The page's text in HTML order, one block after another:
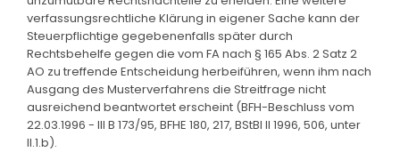
verfassungsrechtliche Klärung in eigener Sache kann der
Steuerpflichtige gegebenenfalls später durch
Rechtsbehelfe gegen die vom FA nach § 165 Abs. 2 Satz 2
AO zu treffende Entscheidung herbeiführen, wenn ihm nach
Ausgang des Musterverfahrens die Streitfrage nicht
ausreichend beantwortet erscheint (BFH-Beschluss vom
22.03.1996 - III B 173/95, BFHE 180, 217, BStBl II 1996, 506, unter
II.1.b).